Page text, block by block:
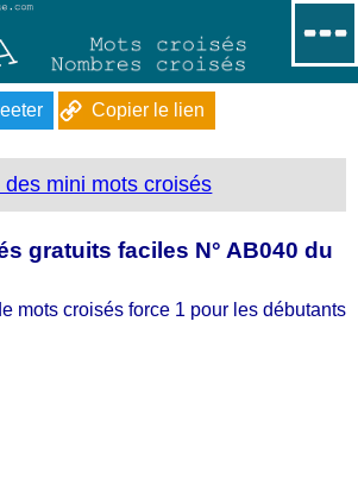
Copier le lien
des mini mots croisés
gratuits faciles N° AB040 du
mots croisés force 1 pour les débutants